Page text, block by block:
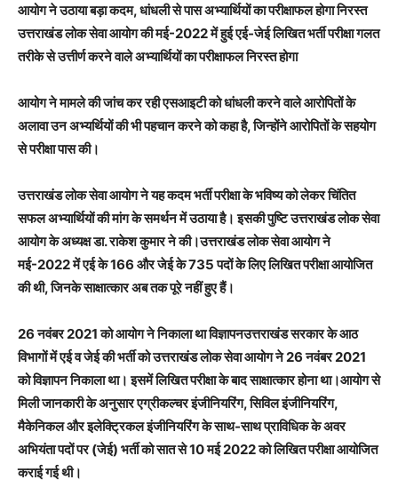
आयोग ने उठाया बड़ा कदम, धांधली से पास अभ्यार्थियों का परीक्षाफल होगा निरस्त
उत्तराखंड लोक सेवा आयोग की मई-2022 में हुई एई-जेई लिखित भर्ती परीक्षा गलत
तरीके से उत्तीर्ण करने वाले अभ्यार्थियों का परीक्षाफल निरस्त होगा
आयोग ने मामले की जांच कर रही एसआइटी को धांधली करने वाले आरोपितों के
अलावा उन अभ्यर्थियों की भी पहचान करने को कहा है, जिन्होंने आरोपितों के सहयोग
से परीक्षा पास की।
उत्तराखंड लोक सेवा आयोग ने यह कदम भर्ती परीक्षा के भविष्य को लेकर चिंतित
सफल अभ्यार्थियों की मांग के समर्थन में उठाया है। इसकी पुष्टि उत्तराखंड लोक सेवा
आयोग के अध्यक्ष डा. राकेश कुमार ने की।उत्तराखंड लोक सेवा आयोग ने
मई-2022 में एई के 166 और जेई के 735 पदों के लिए लिखित परीक्षा आयोजित
की थी, जिनके साक्षात्कार अब तक पूरे नहीं हुए हैं।
26 नवंबर 2021 को आयोग ने निकाला था विज्ञापनउत्तराखंड सरकार के आठ
विभागों में एई व जेई की भर्ती को उत्तराखंड लोक सेवा आयोग ने 26 नवंबर 2021
को विज्ञापन निकाला था। इसमें लिखित परीक्षा के बाद साक्षात्कार होना था।आयोग से
मिली जानकारी के अनुसार एग्रीकल्चर इंजीनियरिंग, सिविल इंजीनियरिंग,
मैकेनिकल और इलेक्ट्रिकल इंजीनियरिंग के साथ-साथ प्राविधिक के अवर
अभियंता पदों पर (जेई) भर्ती को सात से 10 मई 2022 को लिखित परीक्षा आयोजित
कराई गई थी।